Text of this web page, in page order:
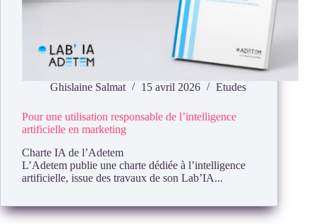
Ghislaine Salmat 15 avril 2026 Etudes
Pour une utilisation responsable de l’intelligence
artificielle en marketing
Charte IA de l’Adetem
L’Adetem publie une charte dédiée à l’intelligence
artificielle, issue des travaux de son Lab’IA...